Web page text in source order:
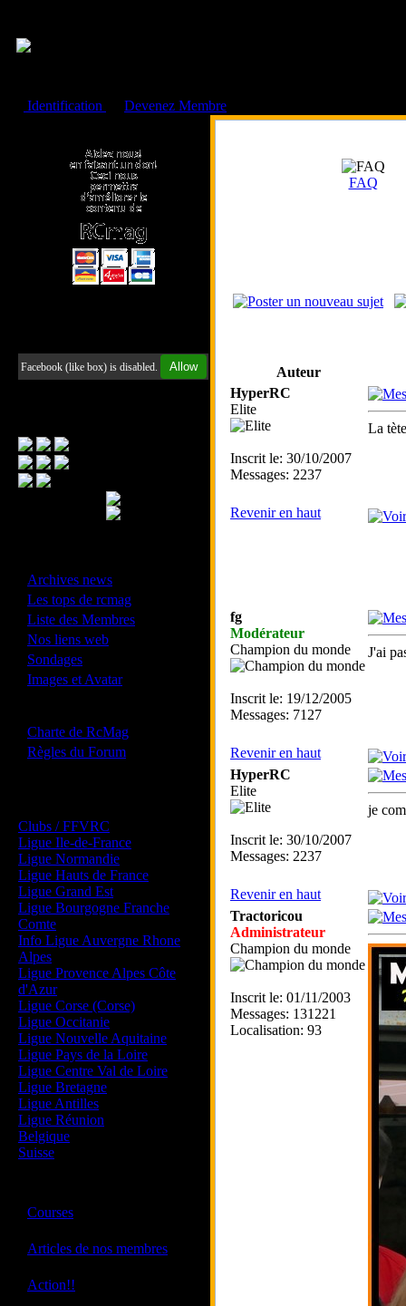
Identification
Devenez Membre
Facebook (like box) is disabled. Allow
Archives news
Les tops de rcmag
Liste des Membres
Nos liens web
Sondages
Images et Avatar
Charte de RcMag
Règles du Forum
Clubs / FFVRC
Ligue Ile-de-France
Ligue Normandie
Ligue Hauts de France
Ligue Grand Est
Ligue Bourgogne Franche
Comte
Info Ligue Auvergne Rhone
Alpes
Ligue Provence Alpes Côte
d'Azur
Ligue Corse (Corse)
Ligue Occitanie
Ligue Nouvelle Aquitaine
Ligue Pays de la Loire
Ligue Centre Val de Loire
Ligue Bretagne
Ligue Antilles
Ligue Réunion
Belgique
Suisse
Courses
Articles de nos membres
Action!!
FAQ
Auteur
HyperRC
Elite
Inscrit le: 30/10/2007
Messages: 2237
La
Revenir en haut
fg
Modérateur
Champion du monde
Inscrit le: 19/12/2005
Messages: 7127
J'ai
Revenir en haut
HyperRC
Elite
Inscrit le: 30/10/2007
Messages: 2237
je
Revenir en haut
Tractoricou
Administrateur
Champion du monde
Inscrit le: 01/11/2003
Messages: 131221
Localisation: 93